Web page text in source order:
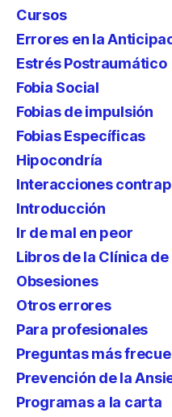
Cursos
Errores en la
Estrés Postraumático
Fobia Social
Fobias de impulsión
Fobias Específicas
Hipocondría
Interacciones
Introducción
Ir de mal en peor
Libros de la Clínica
Obsesiones
Otros errores
Para profesionales
Preguntas más
Prevención de la
Programas a la carta